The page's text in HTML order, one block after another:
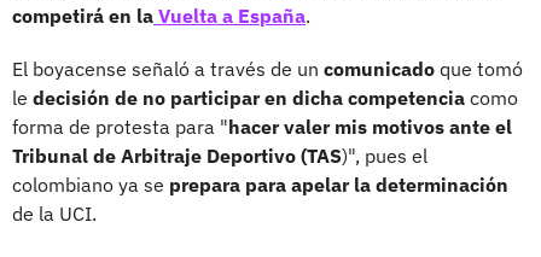
competirá en la Vuelta a España.
El boyacense señaló a través de un comunicado que tomó
le decisión de no participar en dicha competencia como
forma de protesta para "hacer valer mis motivos ante el
Tribunal de Arbitraje Deportivo (TAS)", pues el
colombiano ya se prepara para apelar la determinación
de la UCI.